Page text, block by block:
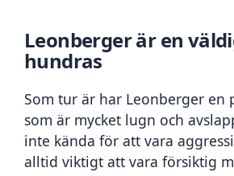
Leonberger är en
hundras
Som tur är har Leonberger en
som är mycket lugn och
inte kända för att vara
alltid viktigt att vara försiktig